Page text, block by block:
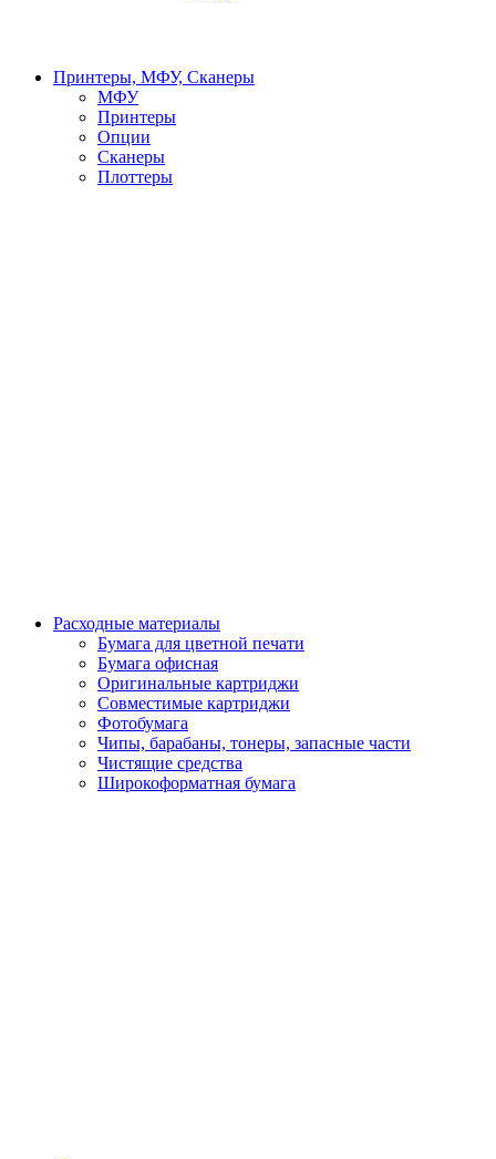
Принтеры, МФУ, Сканеры
МФУ
Принтеры
Опции
Сканеры
Плоттеры
Расходные материалы
Бумага для цветной печати
Бумага офисная
Оригинальные картриджи
Совместимые картриджи
Фотобумага
Чипы, барабаны, тонеры, запасные части
Чистящие средства
Широкоформатная бумага